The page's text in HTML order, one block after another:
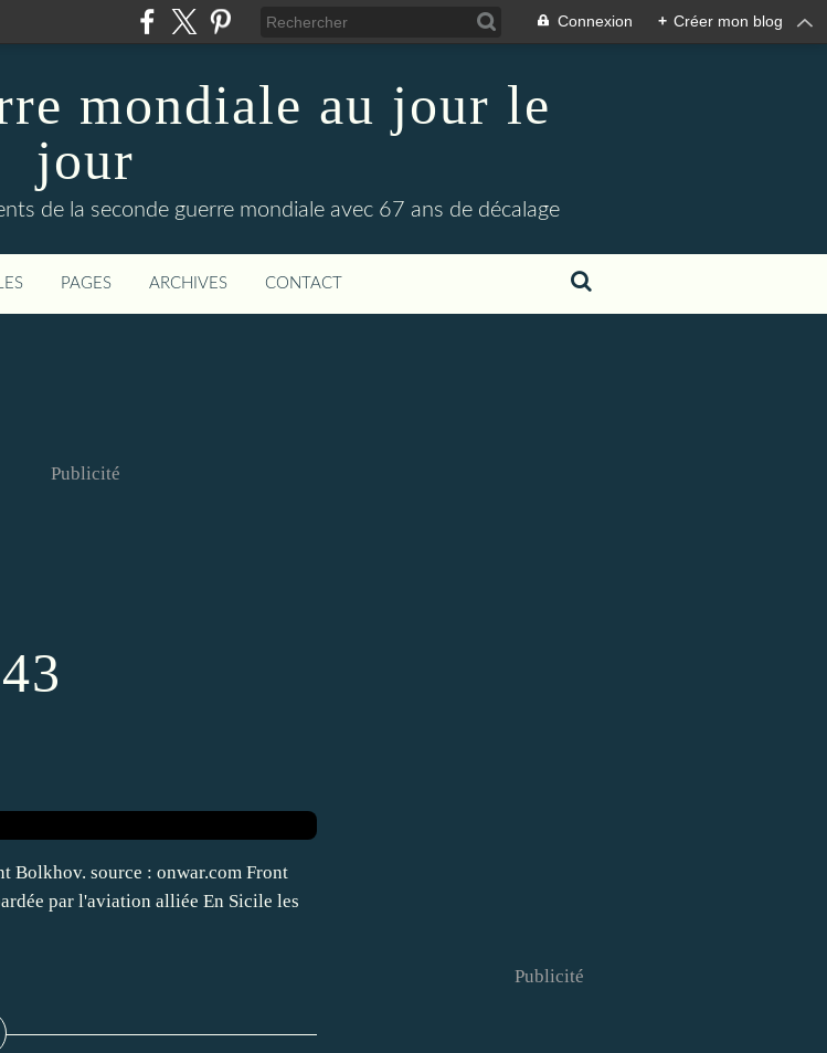
Connexion + Créer mon blog
mondiale au jour le
jour
de la seconde guerre mondiale avec 67 ans de décalage
PAGES ARCHIVES CONTACT
Publicité
Bolkhov. source : onwar.com Front
par l'aviation alliée En Sicile les
Publicité